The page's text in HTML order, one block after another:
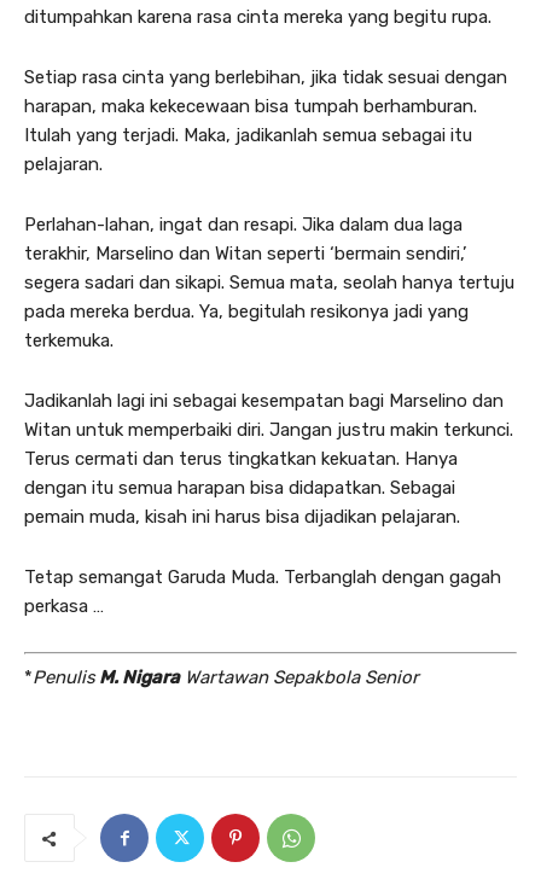
ditumpahkan karena rasa cinta mereka yang begitu rupa.
Setiap rasa cinta yang berlebihan, jika tidak sesuai dengan
harapan, maka kekecewaan bisa tumpah berhamburan.
Itulah yang terjadi. Maka, jadikanlah semua sebagai itu
pelajaran.
Perlahan-lahan, ingat dan resapi. Jika dalam dua laga
terakhir, Marselino dan Witan seperti ‘bermain sendiri,’
segera sadari dan sikapi. Semua mata, seolah hanya tertuju
pada mereka berdua. Ya, begitulah resikonya jadi yang
terkemuka.
Jadikanlah lagi ini sebagai kesempatan bagi Marselino dan
Witan untuk memperbaiki diri. Jangan justru makin terkunci.
Terus cermati dan terus tingkatkan kekuatan. Hanya
dengan itu semua harapan bisa didapatkan. Sebagai
pemain muda, kisah ini harus bisa dijadikan pelajaran.
Tetap semangat Garuda Muda. Terbanglah dengan gagah
perkasa …
*PenulisM. NigaraWartawan Sepakbola Senior